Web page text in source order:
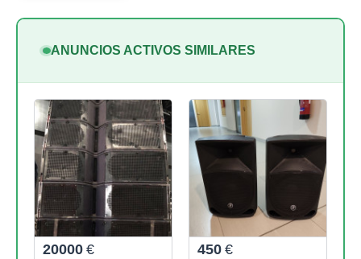
ANUNCIOS ACTIVOS SIMILARES
20000 € 450 €